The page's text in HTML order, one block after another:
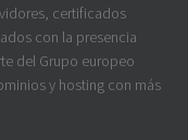
certificados
con la presencia
del Grupo europeo
y hosting con más